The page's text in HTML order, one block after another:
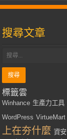
搜尋文章
標籤雲
Winhance 生產力工具
WordPress VirtueMart
上在夯什麼 資安